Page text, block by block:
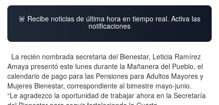
🚨 Recibe noticias de última hora en tiempo real. Activa las
notificaciones
La recién nombrada secretaria del Bienestar, Leticia Ramírez
Amaya presentó este lunes durante la Mañanera del Pueblo, el
calendario de pago para las Pensiones para Adultos Mayores y
Mujeres Bienestar, correspondiente al bimestre mayo-junio.
“Le agradezco la oportunidad de trabajar ahora en la Secretaría